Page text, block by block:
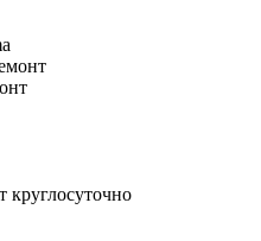
круглосуточно